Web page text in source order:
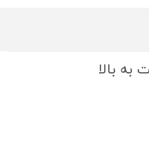
توسط تیم طراحی و دوخت
خاصی طی می شود
به بالا